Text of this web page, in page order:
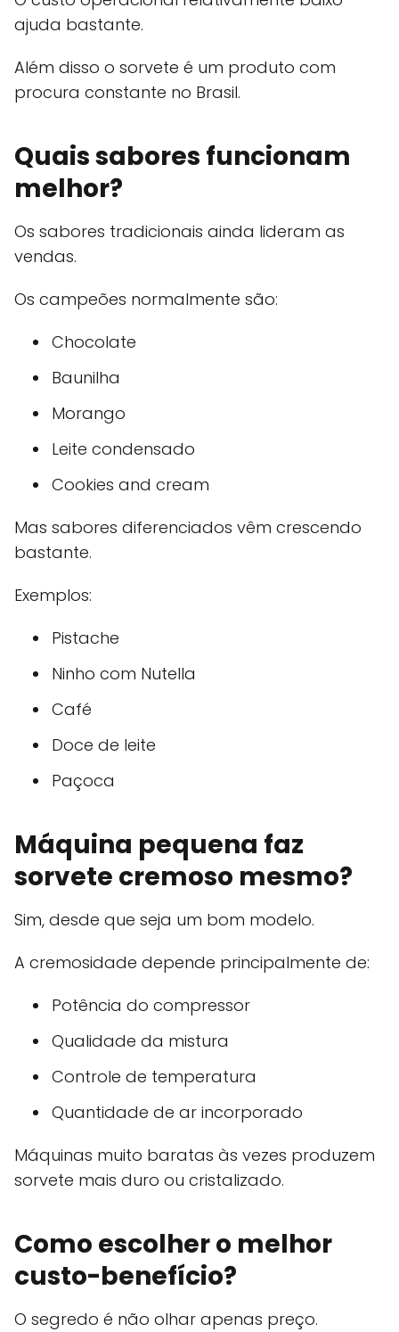
ajuda bastante.
Além disso o sorvete é um produto com
procura constante no Brasil.
Quais sabores funcionam
melhor?
Os sabores tradicionais ainda lideram as
vendas.
Os campeões normalmente são:
Chocolate
Baunilha
Morango
Leite condensado
Cookies and cream
Mas sabores diferenciados vêm crescendo
bastante.
Exemplos:
Pistache
Ninho com Nutella
Café
Doce de leite
Paçoca
Máquina pequena faz
sorvete cremoso mesmo?
Sim, desde que seja um bom modelo.
A cremosidade depende principalmente de:
Potência do compressor
Qualidade da mistura
Controle de temperatura
Quantidade de ar incorporado
Máquinas muito baratas às vezes produzem
sorvete mais duro ou cristalizado.
Como escolher o melhor
custo-benefício?
O segredo é não olhar apenas preço.